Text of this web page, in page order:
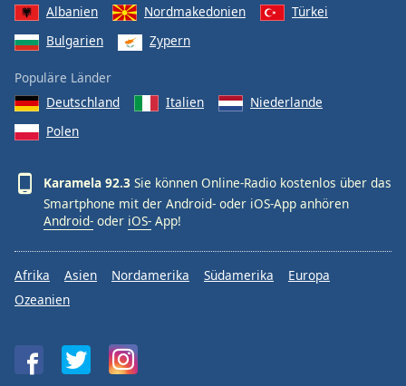
dialog
window.
Albanien
Nordmakedonien
Türkei
Bulgarien
Zypern
Populäre Länder
Deutschland
Italien
Niederlande
Polen
Karamela 92.3 Sie können Online-Radio kostenlos über das
Smartphone mit der Android- oder iOS-App anhören
Android- oder iOS- App!
Afrika Asien Nordamerika Südamerika
Europa
Ozeanien